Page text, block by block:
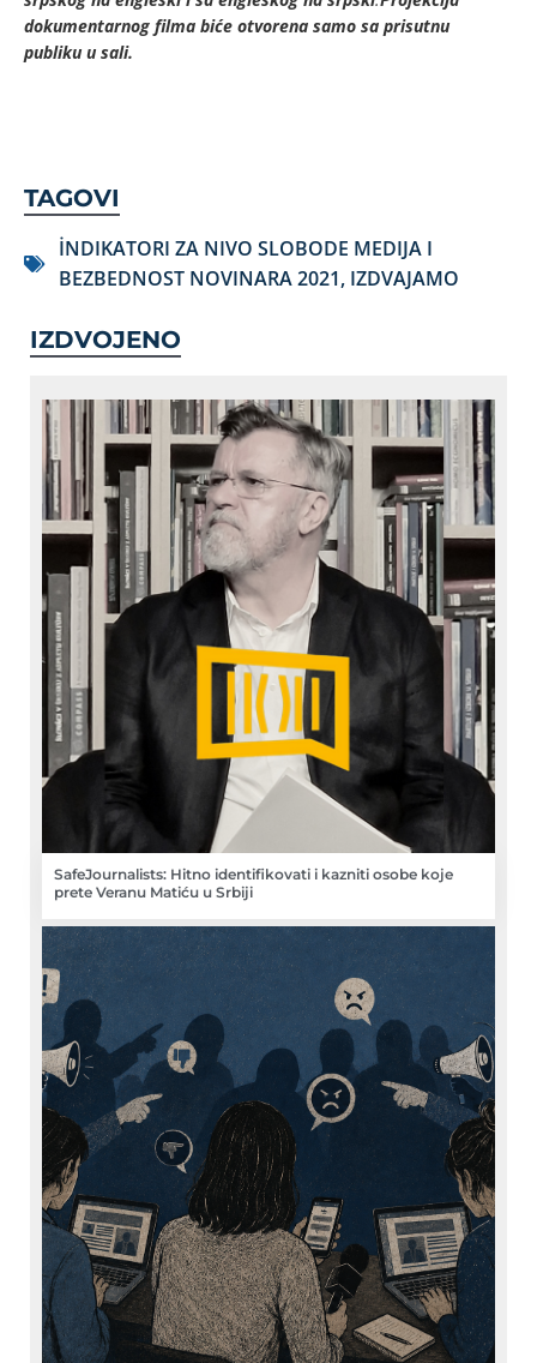
dokumentarnog filma biće otvorena samo sa prisutnu
publiku u sali.
TAGOVI
İNDIKATORI ZA NIVO SLOBODE MEDIJA I
BEZBEDNOST NOVINARA 2021, IZDVAJAMO
IZDVOJENO
SafeJournalists: Hitno identifikovati i kazniti osobe koje
prete Veranu Matiću u Srbiji